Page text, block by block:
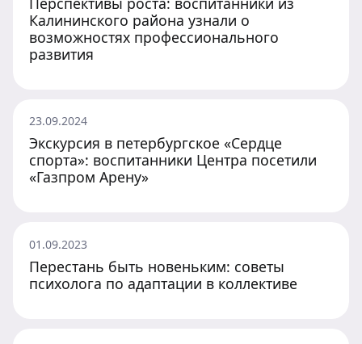
Калининского района узнали о
возможностях профессионального
развития
23.09.2024
Экскурсия в петербургское «Сердце
спорта»: воспитанники Центра посетили
«Газпром Арену»
01.09.2023
Перестань быть новеньким: советы
психолога по адаптации в коллективе